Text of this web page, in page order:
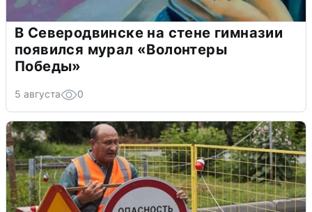
В Северодвинске на стене гимназии
появился мурал «Волонтеры
Победы»
5 августа 0